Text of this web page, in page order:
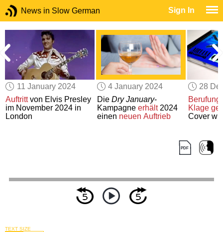
News in Slow German Sign In
11 January 2024
Auftrittvon Elvis Presley
im November 2024 in
London
4 January 2024
Die Dry January-
Kampagne erhält2024
einen neuen Auftrieb
28
Klage
Cover
TEXT SIZE